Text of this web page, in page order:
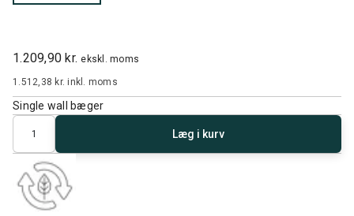
1.209,90 kr. ekskl. moms
1.512,38 kr.inkl. moms
Single wall bæger
Antal
Læg i kurv